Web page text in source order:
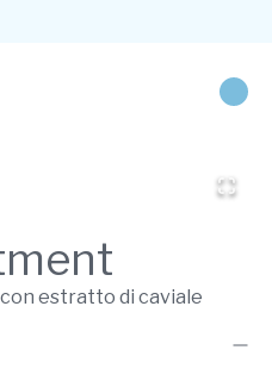
estratto di caviale